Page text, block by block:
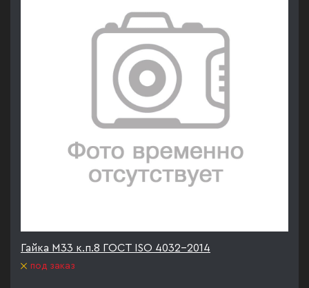
Гайка М33 к.п.8 ГОСТ ISO 4032-2014
под заказ